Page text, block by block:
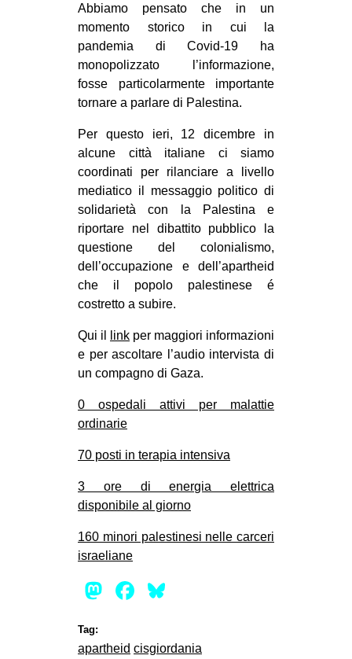
MIGRAZIONI
PRECARIATO
REPRESSIONE
STUDENTI
CULTURE
ARTE
CINEMA
MUSICA
RECENSIONI
INTERNAZIONALE
AFRICA
AMERICHE
EUROPA
MONDO
EVENTI
in
Abbiamo pensato che in un
momento storico in cui la
pandemia di Covid-19 ha
monopolizzato l’informazione,
fosse particolarmente importante
tornare a parlare di Palestina.
Per questo ieri, 12 dicembre in
alcune città italiane ci siamo
coordinati per rilanciare a livello
mediatico il messaggio politico di
solidarietà con la Palestina e
riportare nel dibattito pubblico la
questione del colonialismo,
dell’occupazione e dell’apartheid
che il popolo palestinese é
costretto a subire.
Qui il link per maggiori informazioni
e per ascoltare l’audio intervista di
un compagno di Gaza.
0 ospedali attivi per malattie
ordinarie
70 posti in terapia intensiva
3 ore di energia elettrica
disponibile al giorno
160 minori palestinesi nelle carceri
israeliane
Mastodon
Facebook
Tag:
apartheid cisgiordania